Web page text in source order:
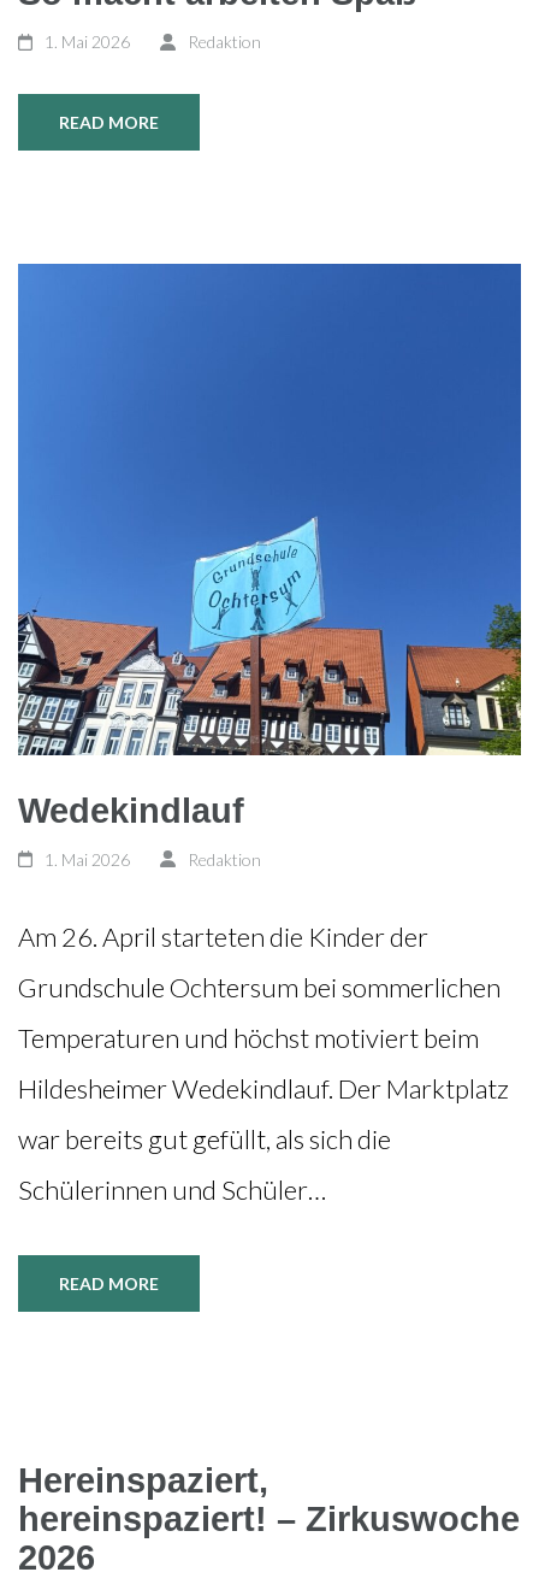
1. Mai 2026 Redaktion
READ MORE
Wedekindlauf
1. Mai 2026 Redaktion
Am 26. April starteten die Kinder der
Grundschule Ochtersum bei sommerlichen
Temperaturen und höchst motiviert beim
Hildesheimer Wedekindlauf. Der Marktplatz
war bereits gut gefüllt, als sich die
Schülerinnen und Schüler…
READ MORE
Hereinspaziert,
hereinspaziert! – Zirkuswoche
2026